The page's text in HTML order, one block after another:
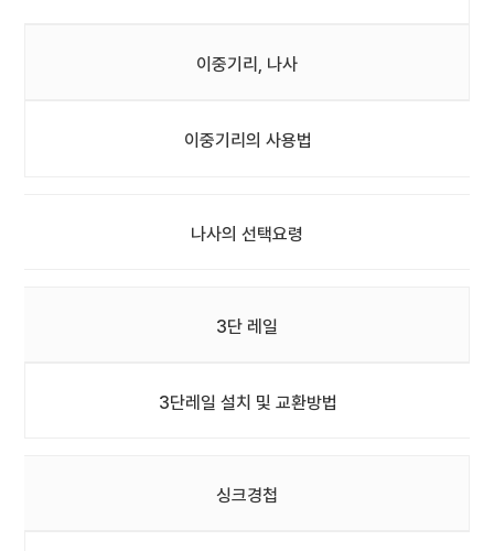
이중기리, 나사
이중기리의 사용법
나사의 선택요령
3단 레일
3단레일 설치 및 교환방법
싱크경첩